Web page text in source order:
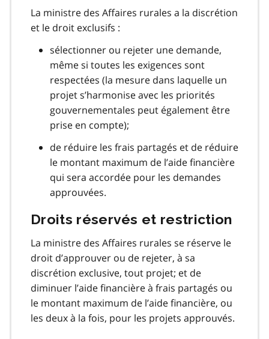
La ministre des Affaires rurales a la discrétion
et le droit exclusifs :
sélectionner ou rejeter une demande,
même si toutes les exigences sont
respectées (la mesure dans laquelle un
projet s’harmonise avec les priorités
gouvernementales peut également être
prise en compte);
de réduire les frais partagés et de réduire
le montant maximum de l’aide financière
qui sera accordée pour les demandes
approuvées.
Droits réservés et restriction
La ministre des Affaires rurales se réserve le
droit d’approuver ou de rejeter, à sa
discrétion exclusive, tout projet; et de
diminuer l’aide financière à frais partagés ou
le montant maximum de l’aide financière, ou
les deux à la fois, pour les projets approuvés.